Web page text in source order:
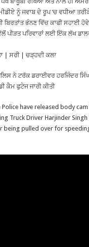
ਨੂੰ ਜਵਾਬ ਦੇ ਰੂਪ ‘ਚ ਵਧੀਆ
ਬਿਰਤਾਂਤ ਭੰਨਣ ਵਿੱਚ ਕਾਫੀ ਸਹਾਈ
ਪੀੜਤ ਪਰਿਵਾਰਾਂ ਲਈ ਇੱਕ ਲੱਖ
| ਸਰੀ | ਚੜ੍ਹਦੀ ਕਲਾ
ਨੇ ਟਰੱਕ ਡਰਾਈਵਰ ਹਰਜਿੰਦਰ
ਕੈਮ ਫੁਟੇਜ ਜਾਰੀ ਕੀਤੀ
Police have released body
Truck Driver Harjinder
being pulled over for